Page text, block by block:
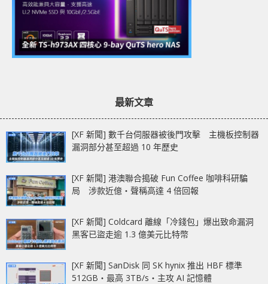
最新文章
[XF 新聞] 數千台伺服器被後門攻擊 主機板控制器
漏洞部分甚至超過 10 年歷史
[XF 新聞] 港澳聯合搗破 Fun Coffee 咖啡科研騙
局 涉款近億‧聲稱高達 4 倍回報
[XF 新聞] Coldcard 離線「冷錢包」爆出致命漏洞
黑客已盜走逾 1.3 億美元比特幣
[XF 新聞] SanDisk 同 SK hynix 推出 HBF 標準
512GB‧最高 3TB/s‧主攻 AI 記憶體